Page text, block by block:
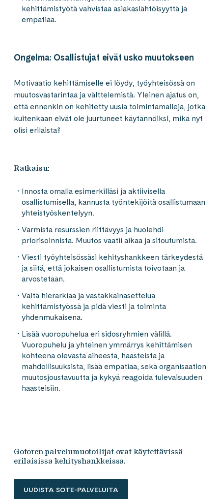
kehittämistyötä vahvistaa asiakaslähtöisyyttä ja
empatiaa.
Ongelma: Osallistujat eivät usko muutokseen
Motivaatio kehittämiselle ei löydy, työyhteisössä on
muutosvastarintaa ja välttelemistä. Yleinen ajatus on,
että ennenkin on kehitetty uusia toimintamalleja, jotka
kuitenkaan eivät ole juurtuneet käytännöiksi, mikä nyt
olisi erilaista?
Ratkaisu:
Innosta omalla esimerkilläsi ja aktiivisella
osallistumisella, kannusta työntekijöitä osallistumaan
yhteistyöskentelyyn.
Varmista resurssien riittävyys ja huolehdi
priorisoinnista. Muutos vaatii aikaa ja sitoutumista.
Viesti työyhteisössäsi kehityshankkeen tärkeydestä
ja siitä, että jokaisen osallistumista toivotaan ja
arvostetaan.
Vältä hierarkiaa ja vastakkainasettelua
kehittämistyössä ja pidä viesti ja toiminta
yhdenmukaisena.
Lisää vuoropuhelua eri sidosryhmien välillä.
Vuoropuhelu ja yhteinen ymmärrys kehittämisen
kohteena olevasta aiheesta, haasteista ja
mahdollisuuksista, lisää empatiaa, sekä organisaation
muutosjoustavuutta ja kykyä reagoida tulevaisuuden
haasteisiin.
Goforen palvelumuotoilijat ovat käytettävissä
erilaisissa kehityshankkeissa.
UUDISTA SOTE-PALVELUITA